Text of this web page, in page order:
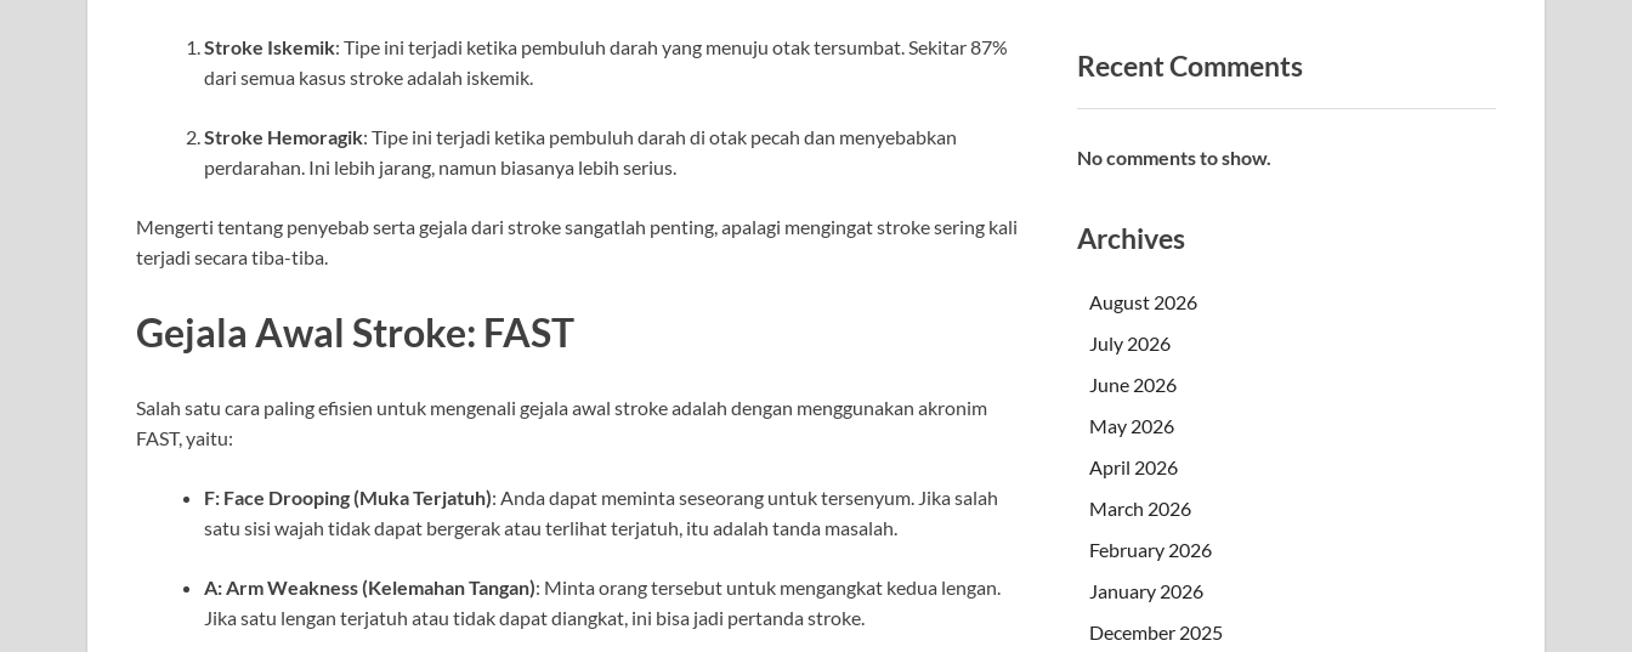
Stroke Iskemik: Tipe ini terjadi ketika pembuluh darah yang menuju otak tersumbat. Sekitar 87%
dari semua kasus stroke adalah iskemik.
Stroke Hemoragik: Tipe ini terjadi ketika pembuluh darah di otak pecah dan menyebabkan
perdarahan. Ini lebih jarang, namun biasanya lebih serius.
Mengerti tentang penyebab serta gejala dari stroke sangatlah penting, apalagi mengingat stroke sering kali
terjadi secara tiba-tiba.
Gejala Awal Stroke: FAST
Salah satu cara paling efisien untuk mengenali gejala awal stroke adalah dengan menggunakan akronim
FAST, yaitu:
F: Face Drooping (Muka Terjatuh): Anda dapat meminta seseorang untuk tersenyum. Jika salah
satu sisi wajah tidak dapat bergerak atau terlihat terjatuh, itu adalah tanda masalah.
A: Arm Weakness (Kelemahan Tangan): Minta orang tersebut untuk mengangkat kedua lengan.
Jika satu lengan terjatuh atau tidak dapat diangkat, ini bisa jadi pertanda stroke.
Recent Comments
No comments to show.
Archives
August 2026
July 2026
June 2026
May 2026
April 2026
March 2026
February 2026
January 2026
December 2025